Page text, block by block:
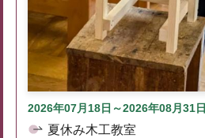
2026年07月18日～2026年08月31日
夏休み木工教室